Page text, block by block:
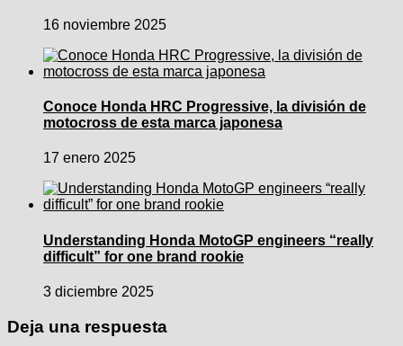
16 noviembre 2025
Conoce Honda HRC Progressive, la división de
motocross de esta marca japonesa
17 enero 2025
Understanding Honda MotoGP engineers “really
difficult” for one brand rookie
3 diciembre 2025
Deja una respuesta